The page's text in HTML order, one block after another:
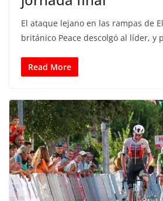
El ataque lejano en las rampas de
británico Peace descolgó al líder, y
Read More